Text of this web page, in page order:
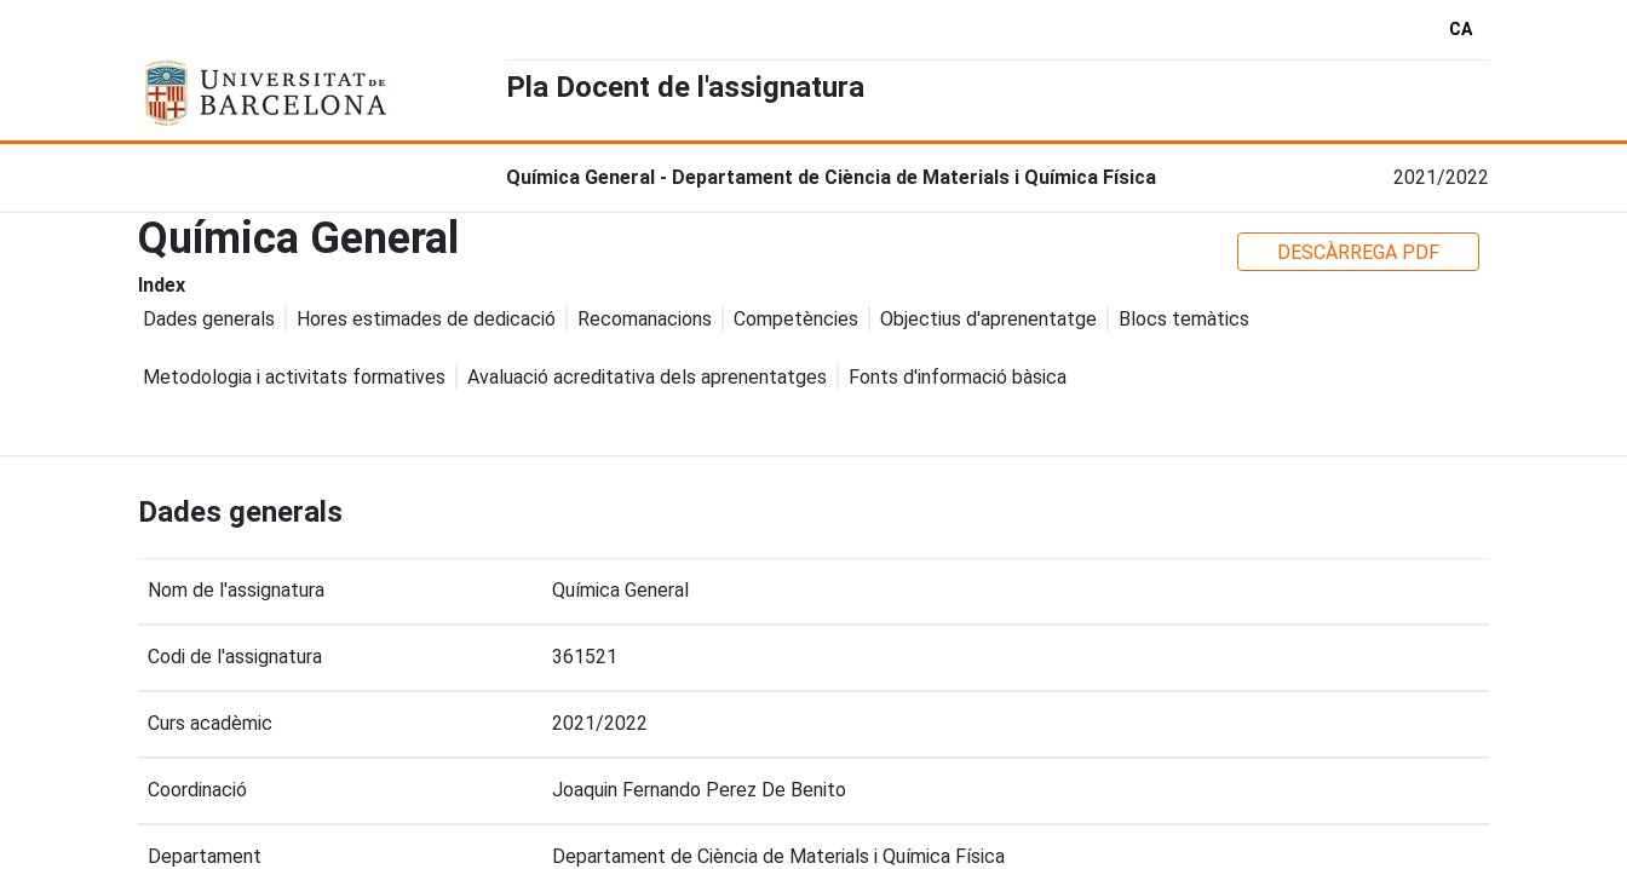
CA
Pla Docent de l'assignatura
Química General - Departament de Ciència de Materials i Química Física 2021/2022
Química General
DESCÀRREGA PDF
Index
Dades generals
Hores estimades de dedicació Recomanacions Competències Objectius d'aprenentatge Blocs temàtics
Metodologia i activitats formatives Avaluació acreditativa dels aprenentatges Fonts d'informació bàsica
Dades generals
Nom de l'assignatura Química General
Codi de l'assignatura 361521
Curs acadèmic 2021/2022
Coordinació Joaquin Fernando Perez De Benito
Departament Departament de Ciència de Materials i Química Física